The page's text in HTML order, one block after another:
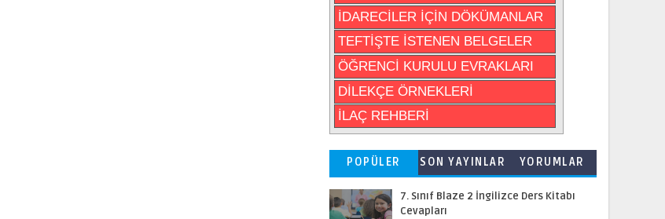
İDARECİLER İÇİN DÖKÜMANLAR
TEFTİŞTE İSTENEN BELGELER
ÖĞRENCİ KURULU EVRAKLARI
DİLEKÇE ÖRNEKLERİ
İLAÇ REHBERİ
POPÜLER SON YAYINLAR YORUMLAR
7. Sınıf Blaze 2 İngilizce Ders Kitabı
Cevapları